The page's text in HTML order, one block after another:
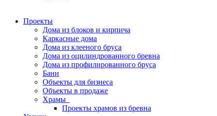
Проекты
Дома из блоков и кирпича
Каркасные дома
Дома из клееного бруса
Дома из оцилиндрованного бревна
Дома из профилированного бруса
Бани
Объекты для бизнеса
Объекты в продаже
Храмы
Проекты храмов из бревна